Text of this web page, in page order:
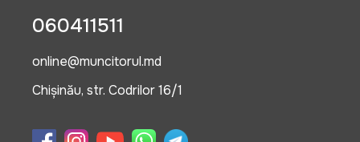
060411511
online@muncitorul.md
Chișinău, str. Codrilor 16/1